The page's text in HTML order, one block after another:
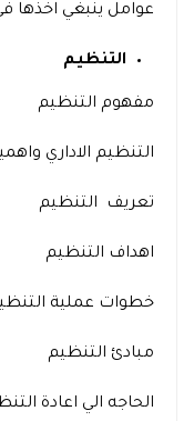
عوامل ينبغي اخذها
التنظيم
مفهوم التنظيم
التنظيم الاداري
تعريف التنظيم
اهداف التنظيم
خطوات عملية
مبادئ التنظيم
الحاجه الي اعادة